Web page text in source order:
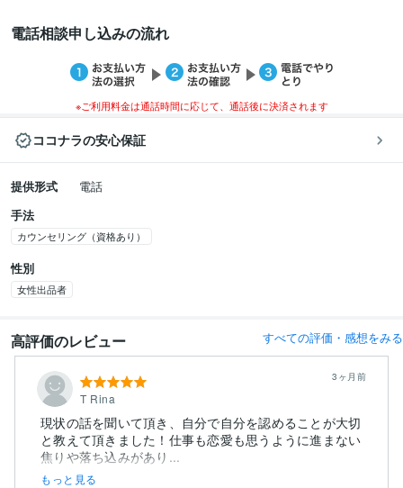
電話相談申し込みの流れ
※ご利用料金は通話時間に応じて、通話後に決済されます
ココナラの安心保証
提供形式
電話
手法
カウンセリング（資格あり）
性別
女性出品者
高評価のレビュー すべての評価・感想をみる
T Rina
3ヶ月前
現状の話を聞いて頂き、自分で自分を認めることが大切
と教えて頂きました！仕事も恋愛も思うように進まない
焦りや落ち込みがあり...
もっと見る